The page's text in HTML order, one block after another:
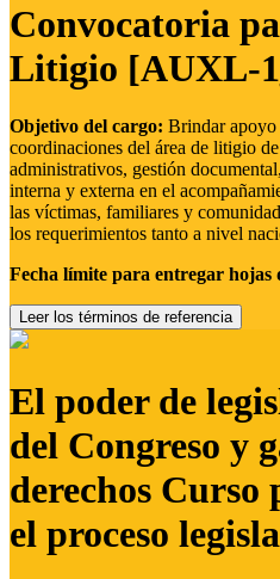
Convocatoria
Litigio [AUXL-
Objetivo del cargo: Brindar apoyo
coordinaciones del área de litigio
administrativos, gestión
interna y externa en el
las víctimas, familiares y
los requerimientos tanto a nivel
Fecha límite para entregar hojas
Leer los términos de referencia
El poder de
del Congreso y
derechos
el proceso